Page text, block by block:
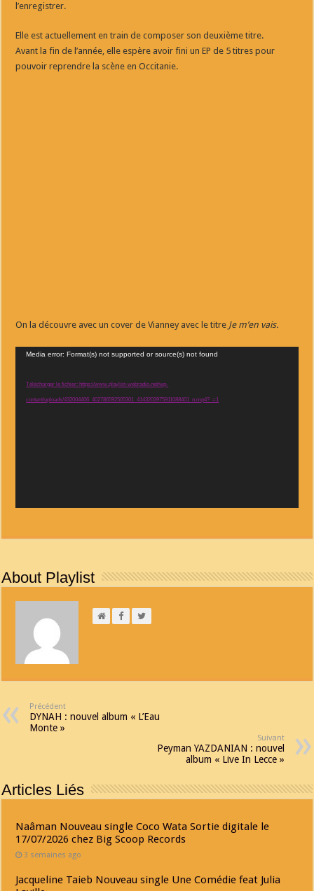
l’enregistrer.
Elle est actuellement en train de composer son deuxième titre.
Avant la fin de l’année, elle espère avoir fini un EP de 5 titres pour
pouvoir reprendre la scène en Occitanie.
On la découvre avec un cover de Vianney avec le titre Je m’en vais.
Lecteur
Media error: Format(s) not supported or source(s) not found
Télécharger le fichier: https://www.playlist-webradio.net/wp-
content/uploads/432004406_402786592505301_4143203975911088401_n.mp4?_=1
About Playlist
Précédent
DYNAH : nouvel album « L’Eau
Monte »
Suivant
Peyman YAZDANIAN : nouvel
album « Live In Lecce »
Articles Liés
Naâman Nouveau single Coco Wata Sortie digitale le
17/07/2026 chez Big Scoop Records
3 semaines ago
Jacqueline Taieb Nouveau single Une Comédie feat Julia